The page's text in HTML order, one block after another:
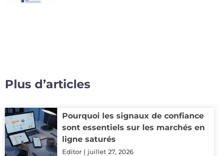
Plus d’articles
Pourquoi les signaux de confiance
sont essentiels sur les marchés en
ligne saturés
Editor juillet 27, 2026